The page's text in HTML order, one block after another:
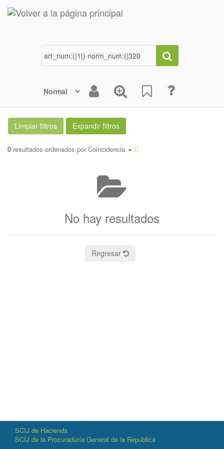
0 resultados ordenados por Coincidencia
No hay resultados
Regresar
SCIJ de Hacienda
SCIJ de la Procuraduría General de la República